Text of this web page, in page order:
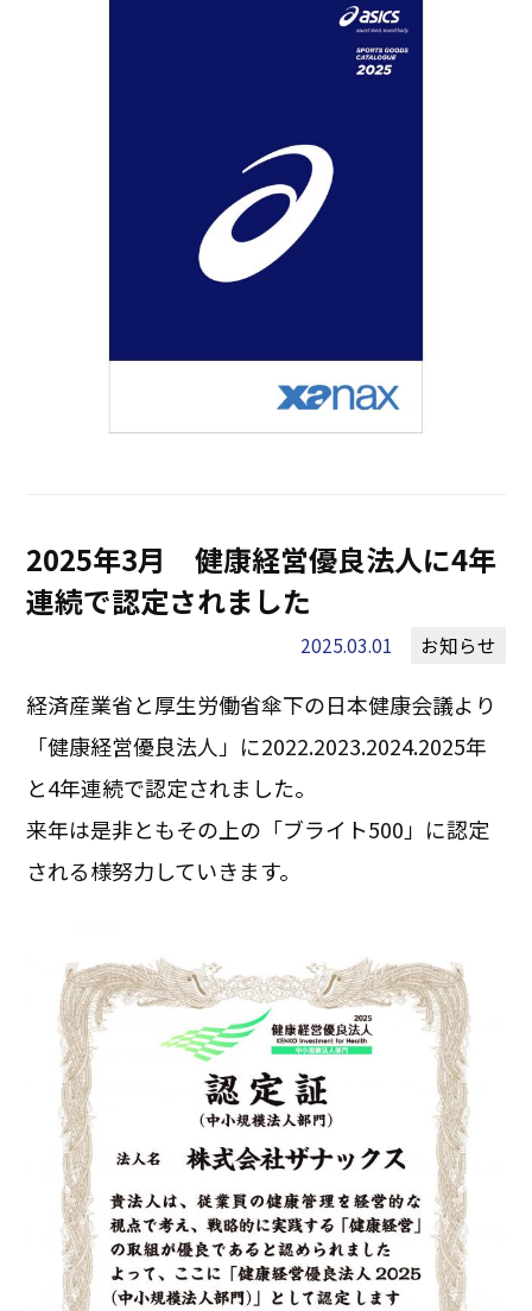
2025年3月 健康経営優良法人に4年
連続で認定されました
2025.03.01 お知らせ
経済産業省と厚生労働省傘下の日本健康会議より
「健康経営優良法人」に2022.2023.2024.2025年
と4年連続で認定されました。
来年は是非ともその上の「ブライト500」に認定
される様努力していきます。